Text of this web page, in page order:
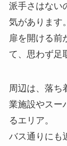
派手さはない
気があります。
扉を開ける前
て、思わず足
周辺は、落ち
業施設やスー
るエリア。
バス通りにも